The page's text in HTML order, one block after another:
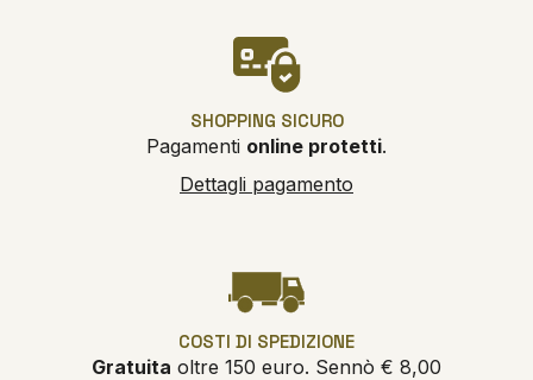
SHOPPING SICURO
Pagamenti online protetti.
Dettagli pagamento
COSTI DI SPEDIZIONE
Gratuita oltre 150 euro. Sennò € 8,00